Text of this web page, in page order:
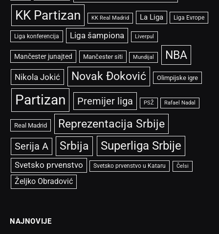
KK Partizan KK Real Madrid La Liga Liga Evrope
Liga konferencija Liga šampiona Liverpul
Mančester junajted Mančester siti Mundijal NBA
Nikola Jokić Novak Đoković Olimpijske igre
Partizan Premijer liga PSŽ Rafael Nadal
Real Madrid Reprezentacija Srbije
Serija A Srbija Superliga Srbije
Svetsko prvenstvo Svetsko prvenstvo u Kataru Čelsi
Željko Obradović
NAJNOVIJE